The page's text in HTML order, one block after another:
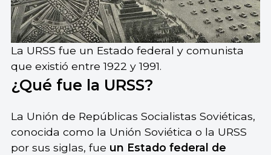
La URSS fue un Estado federal y comunista
que existió entre 1922 y 1991.
¿Qué fue la URSS?
La Unión de Repúblicas Socialistas Soviéticas,
conocida como la Unión Soviética o la URSS
por sus siglas, fue un Estado federal de